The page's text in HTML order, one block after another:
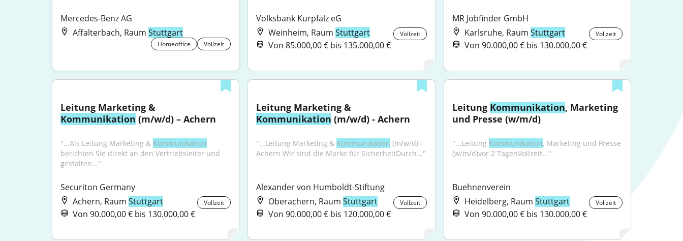
Mercedes-Benz AG
Affalterbach, Raum Stuttgart
Homeoffice Vollzeit
Volksbank Kurpfalz eG
Weinheim, RaumStuttgart Vollzeit
Von 85.000,00 € bis 135.000,00 €
MR Jobfinder GmbH
Karlsruhe, Raum Stuttgart Vollzeit
Von 90.000,00 € bis 130.000,00 €
Kommunikation (m/w/d) – Achern
"...Als Leitung Marketing & Kommunikation
berichten Sie direkt an den Vertriebsleiter und
gestalten..."
Securiton Germany
Achern, Raum Stuttgart Vollzeit
Von 90.000,00 € bis 130.000,00 €
Kommunikation (m/w/d) - Achern
"...Leitung Marketing & Kommunikation (m/w/d) -
Achern Wir sind die Marke für SicherheitDurch..."
Alexander von Humboldt-Stiftung
Oberachern, RaumStuttgart Vollzeit
Von 90.000,00 € bis 120.000,00 €
Leitung Kommunikation, Marketing
und Presse (w/m/d)
"...Leitung Kommunikation, Marketing und Presse
(w/m/d)vor 2 TagenVollzeit..."
Buehnenverein
Heidelberg, Raum Stuttgart Vollzeit
Von 90.000,00 € bis 130.000,00 €